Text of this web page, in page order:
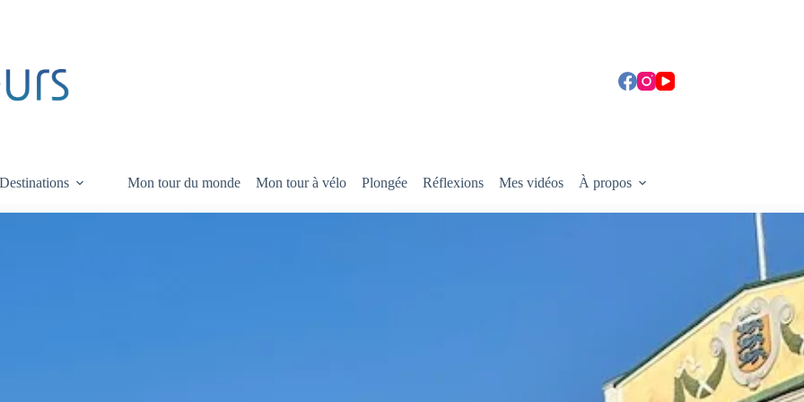
Destinations Mon tour du monde Mon tour à vélo Plongée Réflexions Mes vidéos À propos